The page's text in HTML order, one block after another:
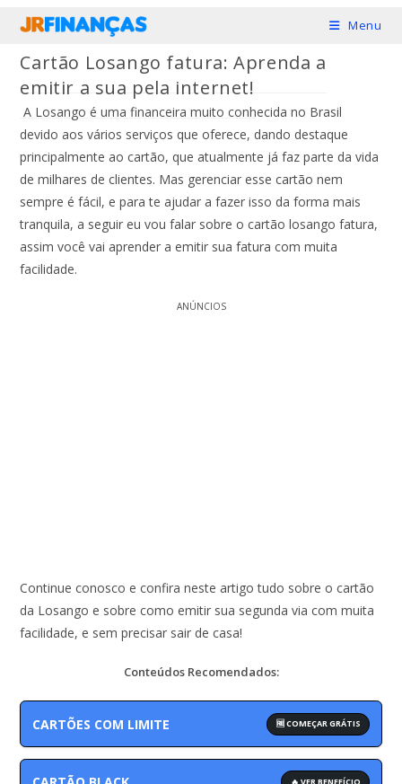
conteúdo
Menu
Cartão Losango fatura: Aprenda a
emitir a sua pela internet!
A Losango é uma financeira muito conhecida no Brasil
devido aos vários serviços que oferece, dando destaque
principalmente ao cartão, que atualmente já faz parte da vida
de milhares de clientes. Mas gerenciar esse cartão nem
sempre é fácil, e para te ajudar a fazer isso da forma mais
tranquila, a seguir eu vou falar sobre o cartão losango fatura,
assim você vai aprender a emitir sua fatura com muita
facilidade.
ANÚNCIOS
Continue conosco e confira neste artigo tudo sobre o cartão
da Losango e sobre como emitir sua segunda via com muita
facilidade, e sem precisar sair de casa!
Conteúdos Recomendados:
CARTÕES COM LIMITE 🆓 COMEÇAR GRÁTIS
🔥 VER BENEFÍCIO